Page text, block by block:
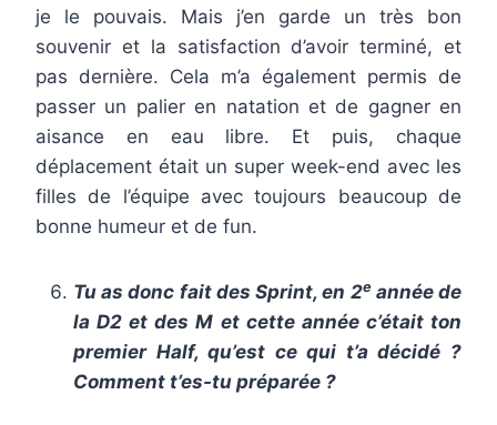
je le pouvais. Mais j’en garde un très bon
souvenir et la satisfaction d’avoir terminé, et
pas dernière. Cela m’a également permis de
passer un palier en natation et de gagner en
aisance en eau libre. Et puis, chaque
déplacement était un super week-end avec les
filles de l’équipe avec toujours beaucoup de
bonne humeur et de fun.
Tu as donc fait des Sprint, en 2eannée de
la D2 et des M et cette année c’était ton
premier Half, qu’est ce qui t’a décidé ?
Comment t’es-tu préparée ?